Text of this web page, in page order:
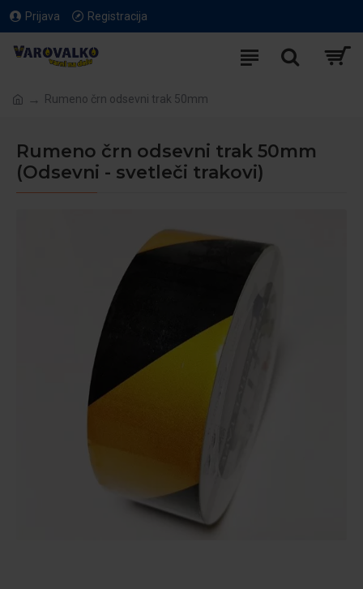
Prijava Registracija
Rumeno črn odsevni trak 50mm
Rumeno črn odsevni trak 50mm
(Odsevni - svetleči trakovi)